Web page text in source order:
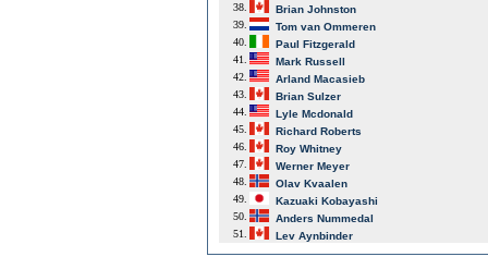
38.
Brian Johnston
39.
Tom van Ommeren
40.
Paul Fitzgerald
41.
Mark Russell
42.
Arland Macasieb
43.
Brian Sulzer
44.
Lyle Mcdonald
45.
Richard Roberts
46.
Roy Whitney
47.
Werner Meyer
48.
Olav Kvaalen
49.
Kazuaki Kobayashi
50.
Anders Nummedal
51.
Lev Aynbinder